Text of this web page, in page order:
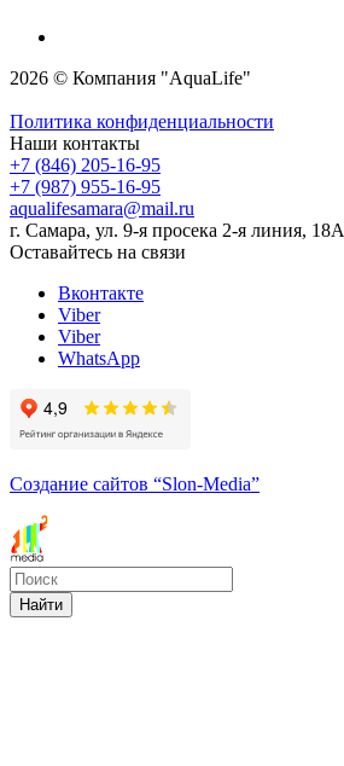
2026 © Компания "AquaLife"
Политика конфиденциальности
Наши контакты
+7 (846) 205-16-95
+7 (987) 955-16-95
aqualifesamara@mail.ru
г. Самара, ул. 9-я просека 2-я линия, 18А
Оставайтесь на связи
Вконтакте
Viber
Viber
WhatsApp
Создание сайтов “Slon-Media”
Найти